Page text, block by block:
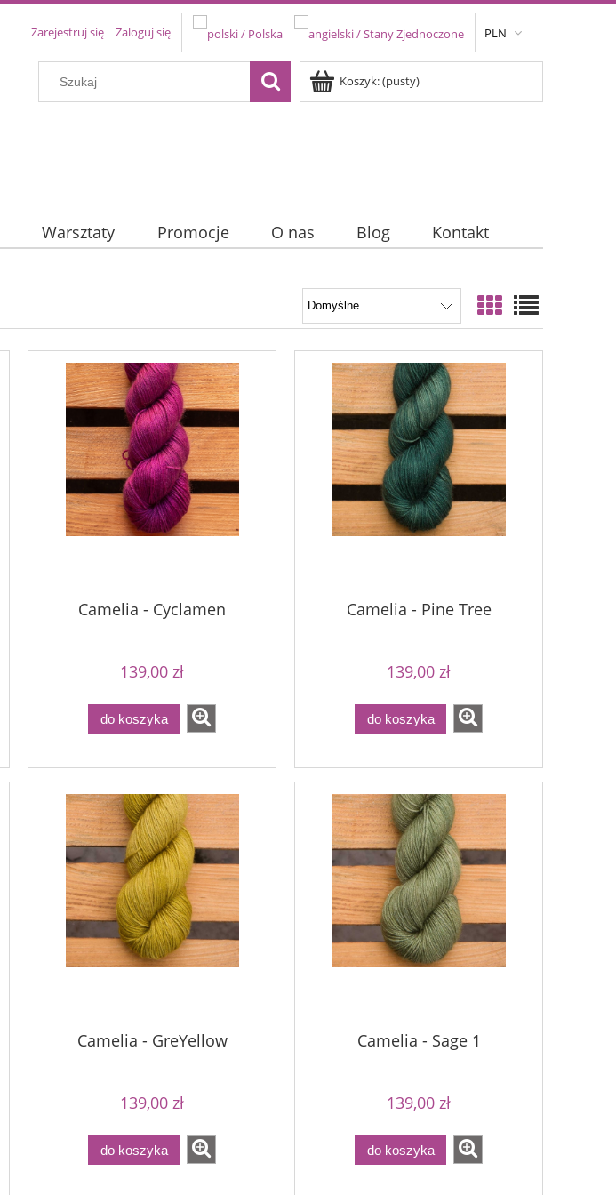
PLN
Zarejestruj się Zaloguj się
Koszyk:(pusty)
Warsztaty Promocje O nas Blog Kontakt
Camelia - Cyclamen
139,00 zł
do koszyka
Camelia - Pine Tree
139,00 zł
do koszyka
Camelia - GreYellow
139,00 zł
do koszyka
Camelia - Sage 1
139,00 zł
do koszyka